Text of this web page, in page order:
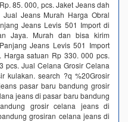
85. 000, pcs. Jaket Jeans dah
Jeans Murah Harga Obral
Jeans Levis 501 Import di
Jaya. Murah dan bisa kirim
Jeans Levis 501 Import
satuan Rp 330. 000 pcs.
pcs. Jual Celana Grosir Celana
kulakan. search ?q %20Grosir
pasar baru bandung grosir
jeans di pasar baru bandung
grosir celana jeans di
grosiran celana jeans di